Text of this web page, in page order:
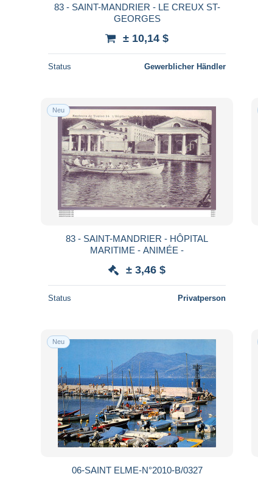
83 - SAINT-MANDRIER - LE CREUX ST-
GEORGES
± 10,14 $
Status Gewerblicher Händler
Neu
83 - SAINT-MANDRIER - HÔPITAL
MARITIME - ANIMÉE -
± 3,46 $
Status Privatperson
Neu
06-SAINT ELME-N°2010-B/0327